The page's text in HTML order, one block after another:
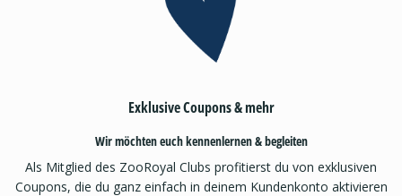
Exklusive Coupons & mehr
Wir möchten euch kennenlernen & begleiten
Als Mitglied des ZooRoyal Clubs profitierst du von exklusiven
Coupons, die du ganz einfach in deinem Kundenkonto aktivieren